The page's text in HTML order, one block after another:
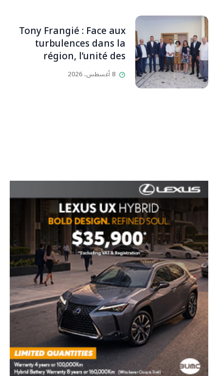
إقفاله لكنه لم يستطع لأنه
بيت رسالة وتاريخ وإيمان وقيم
مستمرة (صور وVideo)
Tony Frangié : Face aux
turbulences dans la
région, l’unité des
Libanais est primordiale
L’OLJ / Par Scarlett
8 أغسطس، 2026